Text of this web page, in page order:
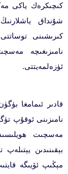
كىچىكرەك ياكى
شۇنداق
كىرىشىنى
نامىزىغىچە
ئۈزەلمەيتتى.
قادىر ئىمامغا
نامىزىنى ئوقۇپ
مەسچىت
بېقىنىدىن يېتىلەپ
مېڭىپ ئۆيىگە